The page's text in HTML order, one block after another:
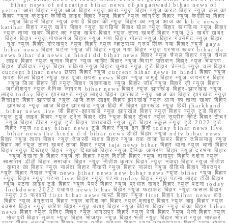
bihar news of education bihar news of anganwadi bihar news of
petrol आरा बिहार न्यूज़ आज बिहार न्यूज़ आरा न्यूज़ बिहार न्यूज़ करंट बिहार न्यूज़ कल का
बिहार न्यूज़ क्राइम केजीपी लाइव बिहार न्यूज़ बिहार न्यूज़ कांग्रेस बिहार न्यूज़ केसरिया बिहार
न्यूज़ किडनी बिहार न्यूज़ क्या है बिहार की न्यूज़ बिहार का न्यूज़ आज का k b c news
katihar बिहार न्यूज़ खबर बिहार न्यूज़ खगड़िया बिहार खेल न्यूज़ बिहार खगड़िया न्यूज़ बिहार
न्यूज़ ताजा खबर बिहार का न्यूज़ खबर बिहार न्यूज़ ताजा खबरी बिहार न्यूज़ 25 खबर खबर
बिहार बिहार न्यूज़ गोपालगंज बिहार न्यूज़ गया बिहार गोल्ड न्यूज़ बिहार गवर्नमेंट न्यूज़ बिहार
गुड न्यूज़ बिहार गोरखपुर न्यूज़ बिहार न्यूज़ व्हाट्सप्प ग्रुप लिंक गया बिहार न्यूज़ gaya
bihar news बिहार घटना न्यूज़ जी बिहार न्यूज़ गया बिहार न्यूज़ प्रभात खबर bihar da
news bihar da news in hindi dd bihar news बिहार न्यूज़ चैनल बिहार न्यूज़ चैनल
लाइव बिहार न्यूज़ चुनाव बिहार न्यूज़ चाहिए बिहार न्यूज़ चिराग पासवान बिहार न्यूज़ चंपारण
बिहार चौकीदार न्यूज़ बिहार चकिया न्यूज़ बिहार चुनाव न्यूज़ टुडे बिहार चेन्नई न्यूज़ चल बिहार
current bihar news छपरा बिहार न्यूज़ current bihar news in hindi बिहार न्यूज़
छपरा जिला बिहार न्यूज़ छठ पूजा छपरा news बिहार न्यूज़ जमुई बिहार न्यूज़ जयनगर बिहार
न्यूज़ जिला बिहार जी न्यूज़ बिहार जहानाबाद न्यूज़ बिहार जॉब न्यूज़ बिहार ज़ी न्यूज़ बिहार
जगदीशपुर न्यूज़ दैनिक जागरण bihar news बिहार न्यूज़ झारखंड बिहार-झारखंड न्यूज़
लाइव today बिहार झारखण्ड न्यूज़ लाइव बिहार झारखंड न्यूज़ आज का बिहार झारखंड न्यूज़
दिखाइए बिहार झारखंड न्यूज़ आज तक लाइव बिहार झारखंड न्यूज़ आज का ताजा खबर बिहार
झारखंड न्यूज़ आज बिहार झारखंड न्यूज़ हिंदी में बिहार झारखंड न्यूज़ हिंदी jharkhand
bihar news live जी बिहार-झारखंड न्यूज़ झारखंड बिहार न्यूज़ बिहार न्यूज़ टुडे बिहार
न्यूज़ टुडे लाइव बिहार न्यूज़ ट्रेन बिहार टॉप न्यूज़ बिहार टीचर न्यूज़ सुप्रीम कोर्ट बिहार टीचर
न्यूज़ बिहार टीचर न्यूज़ टुडे बिहार शराबबंदी न्यूज़ टुडे बिहार स्कूल न्यूज़ टुडे 2022 टुडे
बिहार न्यूज़ today bihar news टुडे बिहार न्यूज़ इन हिंदी today bihar news live
bihar news the hindu d d bihar news डीडी बिहार न्यूज़ ndtv bihar news
बिहार न्यूज़ ताजा बिहार न्यूज़ तेजस्वी यादव बिहार न्यूज़ तक ताजा खबर बिहार तमिलनाडु न्यूज़
बिहार का न्यूज़ ताजा खबर ताजा बिहार न्यूज़ taja news bihar बिहार थाना न्यूज़ थाना बिहार
बिहार न्यूज़ दिखाइए बिहार न्यूज़ दिखाओ बिहार न्यूज़ दैनिक जागरण बिहार न्यूज़ दरभंगा बिहार
न्यूज़ देखना है बिहार न्यूज़ दो बिहार न्यूज़ दिल्ली बिहार न्यूज़ दानापुर बिहार दर्शन न्यूज़
सासाराम डीडी बिहार समाचार बिहार न्यूज़ नीतीश कुमार बिहार न्यूज़ नवादा बिहार न्यूज़ नीतीश
कुमार का बिहार न्यूज़ नालंदा बिहार नौकरी न्यूज़ बिहार नालंदा न्यूज़ वीडियो बिहार नौबतपुर
न्यूज़ बिहार नेपाल न्यूज़ news bihar news new bihar news न्यूज़ bihar न्यूज़ बिहार
न्यूज़ बिहार न्यूज़ पटना live बिहार न्यूज़ पटना today बिहार न्यूज़ पटना लाइव टीवी बिहार
न्यूज़ पटना लाइव टुडे बिहार न्यूज़ पेपर बिहार न्यूज़ प्रभात खबर बिहार न्यूज़ पटना today
lockdown 2022 पंचायत news bihar बिहार न्यूज़ फटाफट बिहार न्यूज़ फसल बिहार
न्यूज़ 25 फरवरी first bihar news फर्स्ट बिहार न्यूज़ first बिहार bihar news बाढ़
बिहार न्यूज़ बेगूसराय बिहार न्यूज़ बारिश का बिहार न्यूज़ बताइए बिहार न्यूज़ बाढ़ बिहार न्यूज़
बक्सर बिहार न्यूज़ बारिश बिहार न्यूज़ बताएं बिहार न्यूज़ बेतिया बिहार न्यूज़ बांका बिहार bihar
news बिहार न्यूज़ भेजिए बिहार न्यूज़ भागलपुर बिहार न्यूज़ भेजें बिहार न्यूज़ भेजो बिहार न्यूज़
भोजपुरी बिहार भूकंप न्यूज़ बिहार भोजपुर न्यूज़ बिहार भर्ती न्यूज़ बिहार भारत न्यूज़ भास्कर